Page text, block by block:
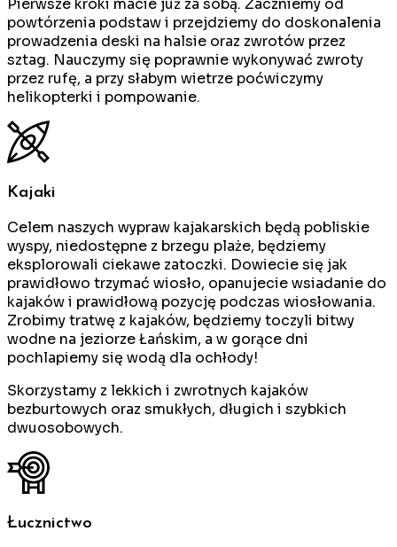
Pierwsze kroki macie już za sobą. Zaczniemy od
powtórzenia podstaw i przejdziemy do doskonalenia
prowadzenia deski na halsie oraz zwrotów przez
sztag. Nauczymy się poprawnie wykonywać zwroty
przez rufę, a przy słabym wietrze poćwiczymy
helikopterki i pompowanie.
Kajaki
Celem naszych wypraw kajakarskich będą pobliskie
wyspy, niedostępne z brzegu plaże, będziemy
eksplorowali ciekawe zatoczki. Dowiecie się jak
prawidłowo trzymać wiosło, opanujecie wsiadanie do
kajaków i prawidłową pozycję podczas wiosłowania.
Zrobimy tratwę z kajaków, będziemy toczyli bitwy
wodne na jeziorze Łańskim, a w gorące dni
pochlapiemy się wodą dla ochłody!
Skorzystamy z lekkich i zwrotnych kajaków
bezburtowych oraz smukłych, długich i szybkich
dwuosobowych.
Łucznictwo